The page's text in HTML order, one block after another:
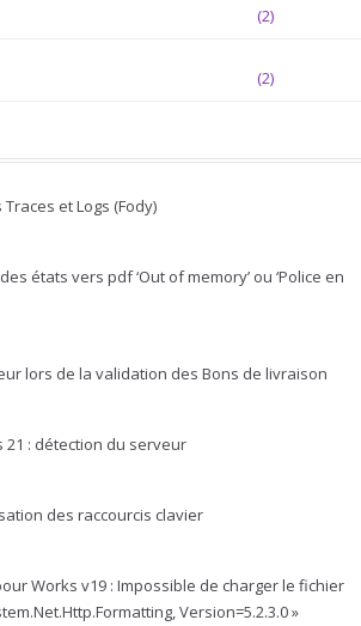
(2)
(2)
et Logs (Fody)
états vers pdf ‘Out of memory’ ou ‘Police en
lors de la validation des Bons de livraison
21 : détection du serveur
des raccourcis clavier
Works v19 : Impossible de charger le fichier
Version=5.2.3.0 »